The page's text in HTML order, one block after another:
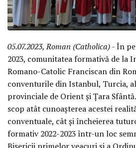
05.07.2023, Roman (Catholica)- În
2023, comunitatea formativă de la
Romano-Catolic Franciscan din
conventurile din Istanbul, Turcia,
provinciale de Orient și Țara
scop atât cunoașterea acestei
conventuale, cât și încheierea
formativ 2022-2023 într-un loc